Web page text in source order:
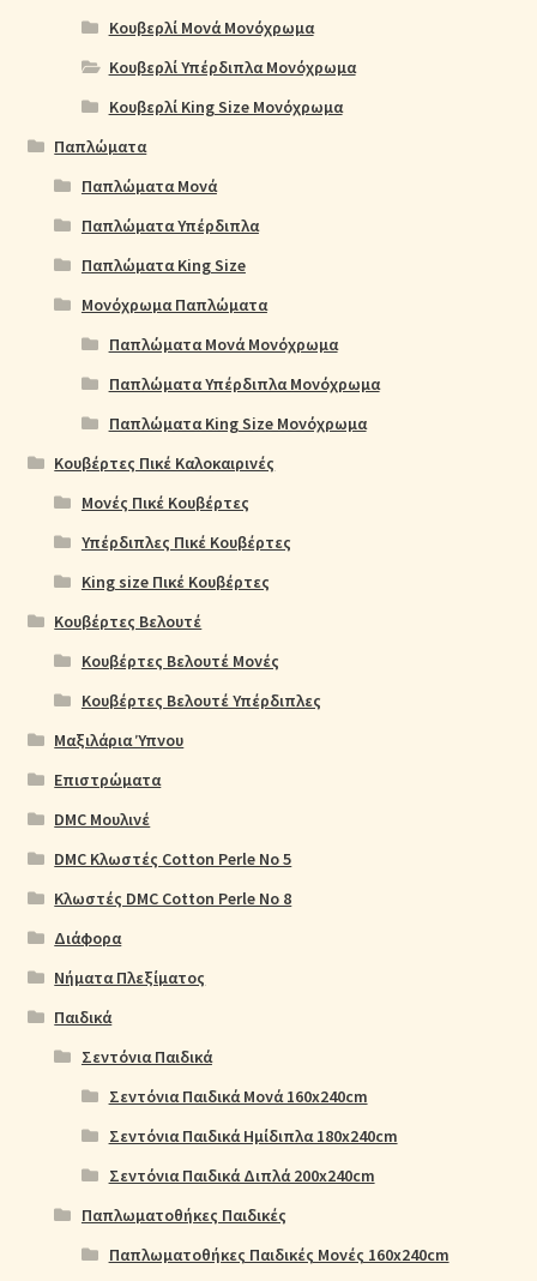
Κουβερλί Μονά Μονόχρωμα
Κουβερλί Υπέρδιπλα Μονόχρωμα
Κουβερλί King Size Μονόχρωμα
Παπλώματα
Παπλώματα Μονά
Παπλώματα Υπέρδιπλα
Παπλώματα King Size
Μονόχρωμα Παπλώματα
Παπλώματα Μονά Μονόχρωμα
Παπλώματα Υπέρδιπλα Μονόχρωμα
Παπλώματα King Size Μονόχρωμα
Κουβέρτες Πικέ Καλοκαιρινές
Μονές Πικέ Κουβέρτες
Υπέρδιπλες Πικέ Κουβέρτες
King size Πικέ Κουβέρτες
Κουβέρτες Βελουτέ
Κουβέρτες Βελουτέ Μονές
Κουβέρτες Βελουτέ Υπέρδιπλες
Μαξιλάρια Ύπνου
Επιστρώματα
DMC Μουλινέ
DMC Κλωστές Cotton Perle No 5
Κλωστές DMC Cotton Perle No 8
Διάφορα
Νήματα Πλεξίματος
Παιδικά
Σεντόνια Παιδικά
Σεντόνια Παιδικά Μονά 160x240cm
Σεντόνια Παιδικά Ημίδιπλα 180x240cm
Σεντόνια Παιδικά Διπλά 200x240cm
Παπλωματοθήκες Παιδικές
Παπλωματοθήκες Παιδικές Μονές 160x240cm